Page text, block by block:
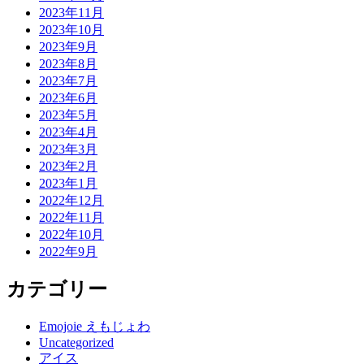
2023年11月
2023年10月
2023年9月
2023年8月
2023年7月
2023年6月
2023年5月
2023年4月
2023年3月
2023年2月
2023年1月
2022年12月
2022年11月
2022年10月
2022年9月
カテゴリー
Emojoie えもじょわ
Uncategorized
アイス